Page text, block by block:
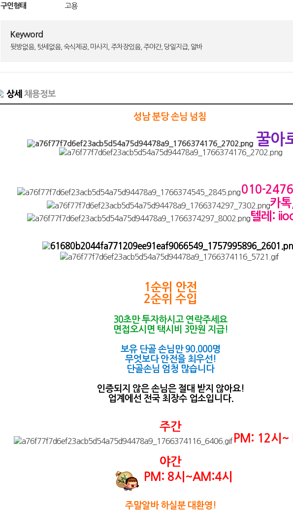
구인형태 고용
Keyword
뒷방없음, 텃세없음, 숙식제공, 마사지, 주차장있음, 주야간, 당일지급, 알바
상세 채용정보
성남 분당 손님 넘침
꿀아
010-
카톡,
텔레:
1순위 안전
2순위 수입
30초만 투자하시고 연락주세요
면접오시면 택시비 3만원 지급!
보유 단골 손님만 90.000명
무엇보다 안전을 최우선!
단골손님 엄청 많습니다
인증되지 않은 손님은 절대 받지 않아요!
업계에선 전국 최장수 업소입니다.
주간
PM: 12시~
야간
PM: 8시~AM:4시
주말알바 하실분 대환영!